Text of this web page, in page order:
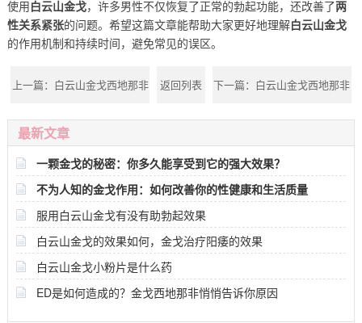
使用白云山金戈，许多男性不仅恢复了正常的勃起功能，还改善了两
性关系紧张的问题。希望这篇文章能帮助大家更好地理解白云山金戈
的作用机制和持续时间，避免常见的误区。
上一篇： 白云山金戈西地那非
的功效是什么？
返回列表 下一篇： 白云山金戈西地那非
的最佳服用剂量是多少？
最新文章
一颗金戈的秘密：你多久能享受到它的强大效果？
不为人知的金戈作用：如何改善你的性健康和生活质量
服用白云山金戈有没有助勃起效果
白云山金戈的效果如何，金戈治疗阳痿的效果
白云山金戈小粉片是什么药
ED是如何造成的？金戈西地那非悄悄告诉你原因